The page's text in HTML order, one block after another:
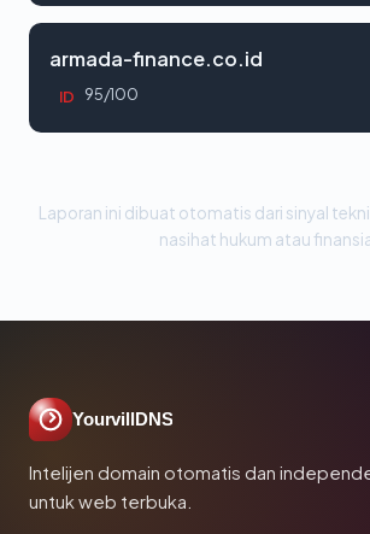
armada-finance.co.id
ID 95/100
Laporan ini dibuat otomatis dari sinyal
nasihat hukum atau
YourvillDNS
Intelijen domain otomatis dan
untuk web terbuka.